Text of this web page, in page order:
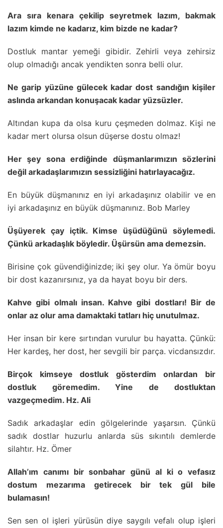
Ara sıra kenara çekilip seyretmek lazım, bakmak
lazım kimde ne kadarız, kim bizde ne kadar?
Dostluk mantar yemeği gibidir. Zehirli veya zehirsiz
olup olmadığı ancak yendikten sonra belli olur.
Ne garip yüzüne gülecek kadar dost sandığın kişiler
aslında arkandan konuşacak kadar yüzsüzler.
Altından kupa da olsa kuru çeşmeden dolmaz. Kişi ne
kadar mert olursa olsun düşerse dostu olmaz!
Her şey sona erdiğinde düşmanlarımızın sözlerini
değil arkadaşlarımızın sessizliğini hatırlayacağız.
En büyük düşmanınız en iyi arkadaşınız olabilir ve en
iyi arkadaşınız en büyük düşmanınız. Bob Marley
Üşüyerek çay içtik. Kimse üşüdüğünü söylemedi.
Çünkü arkadaşlık böyledir. Üşürsün ama demezsin.
Birisine çok güvendiğinizde; iki şey olur. Ya ömür boyu
bir dost kazanırsınız, ya da hayat boyu bir ders.
Kahve gibi olmalı insan. Kahve gibi dostları! Bir de
onlar az olur ama damaktaki tatları hiç unutulmaz.
Her insan bir kere sırtından vurulur bu hayatta. Çünkü:
Her kardeş, her dost, her sevgili bir parça. vicdansızdır.
Birçok kimseye dostluk gösterdim onlardan bir
dostluk göremedim. Yine de dostluktan
vazgeçmedim. Hz. Ali
Sadık arkadaşlar edin gölgelerinde yaşarsın. Çünkü
sadık dostlar huzurlu anlarda süs sıkıntılı demlerde
silahtır. Hz. Ömer
Allah’ım canımı bir sonbahar günü al ki o vefasız
dostum mezarıma getirecek bir tek gül bile
bulamasın!
Sen sen ol işleri yürüsün diye saygılı vefalı olup işleri